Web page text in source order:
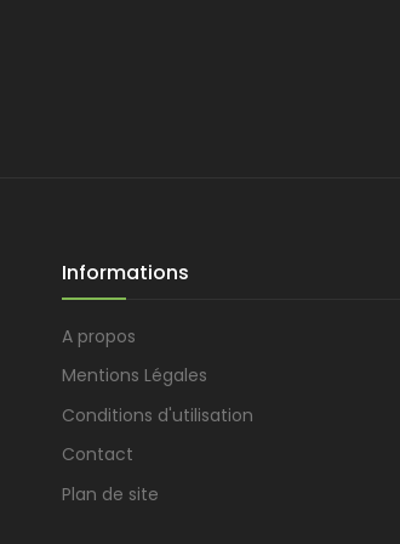
Informations
A propos
Mentions Légales
Conditions d'utilisation
Contact
Plan de site